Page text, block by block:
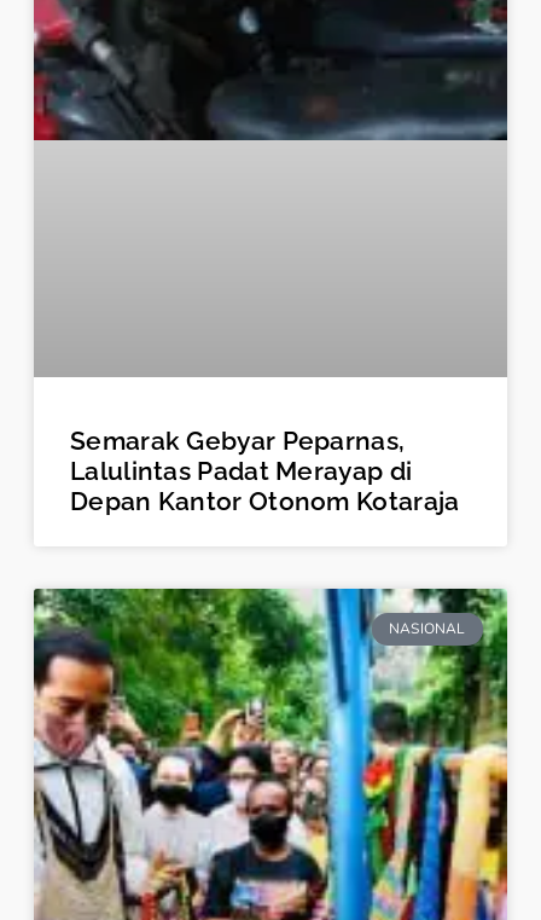
Semarak Gebyar Peparnas,
Lalulintas Padat Merayap di
Depan Kantor Otonom Kotaraja
NASIONAL